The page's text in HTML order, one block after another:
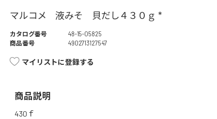
マルコメ 液みそ 貝だし４３０ｇ *
カタログ番号
48-15-05825
商品番号
4902713127547
マイリストに登録する
商品説明
430ｆ